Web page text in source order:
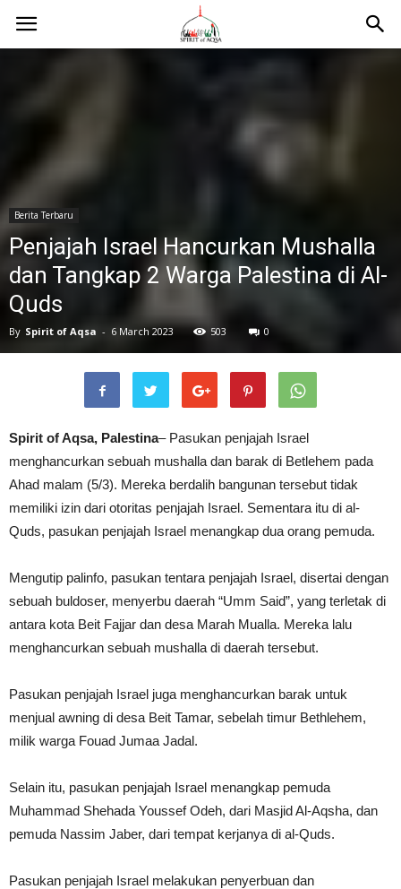
Berita Terbaru
Penjajah Israel Hancurkan Mushalla
dan Tangkap 2 Warga Palestina di Al-
Quds
By Spirit of Aqsa - 6 March 2023 503 0
Spirit of Aqsa, Palestina– Pasukan penjajah Israel
menghancurkan sebuah mushalla dan barak di Betlehem pada
Ahad malam (5/3). Mereka berdalih bangunan tersebut tidak
memiliki izin dari otoritas penjajah Israel. Sementara itu di al-
Quds, pasukan penjajah Israel menangkap dua orang pemuda.
Mengutip palinfo, pasukan tentara penjajah Israel, disertai dengan
sebuah buldoser, menyerbu daerah “Umm Said”, yang terletak di
antara kota Beit Fajjar dan desa Marah Mualla. Mereka lalu
menghancurkan sebuah mushalla di daerah tersebut.
Pasukan penjajah Israel juga menghancurkan barak untuk
menjual awning di desa Beit Tamar, sebelah timur Bethlehem,
milik warga Fouad Jumaa Jadal.
Selain itu, pasukan penjajah Israel menangkap pemuda
Muhammad Shehada Youssef Odeh, dari Masjid Al-Aqsha, dan
pemuda Nassim Jaber, dari tempat kerjanya di al-Quds.
Pasukan penjajah Israel melakukan penyerbuan dan